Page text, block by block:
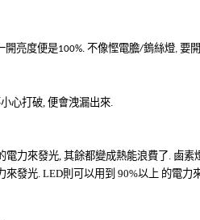
開亮度便是100%.不像慳電膽/鎢絲燈,要
心打破 ,便會洩漏出來
電力來發光 ,其餘都變成熱能浪費了 鹵素
來發光 . LED則可以用到 90%以上 的電力